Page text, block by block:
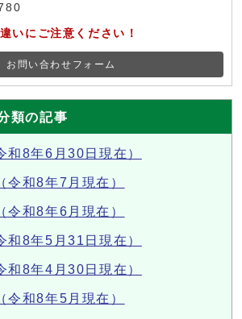
いにご注意ください！
お問い合わせフォーム
類の記事
和8年6月30日現在）
令和8年7月現在）
令和8年6月現在）
和8年5月31日現在）
和8年4月30日現在）
令和8年5月現在）